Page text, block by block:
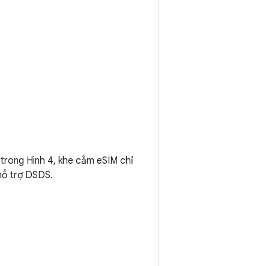
Hình 4, khe cắm eSIM chỉ
trợ DSDS.